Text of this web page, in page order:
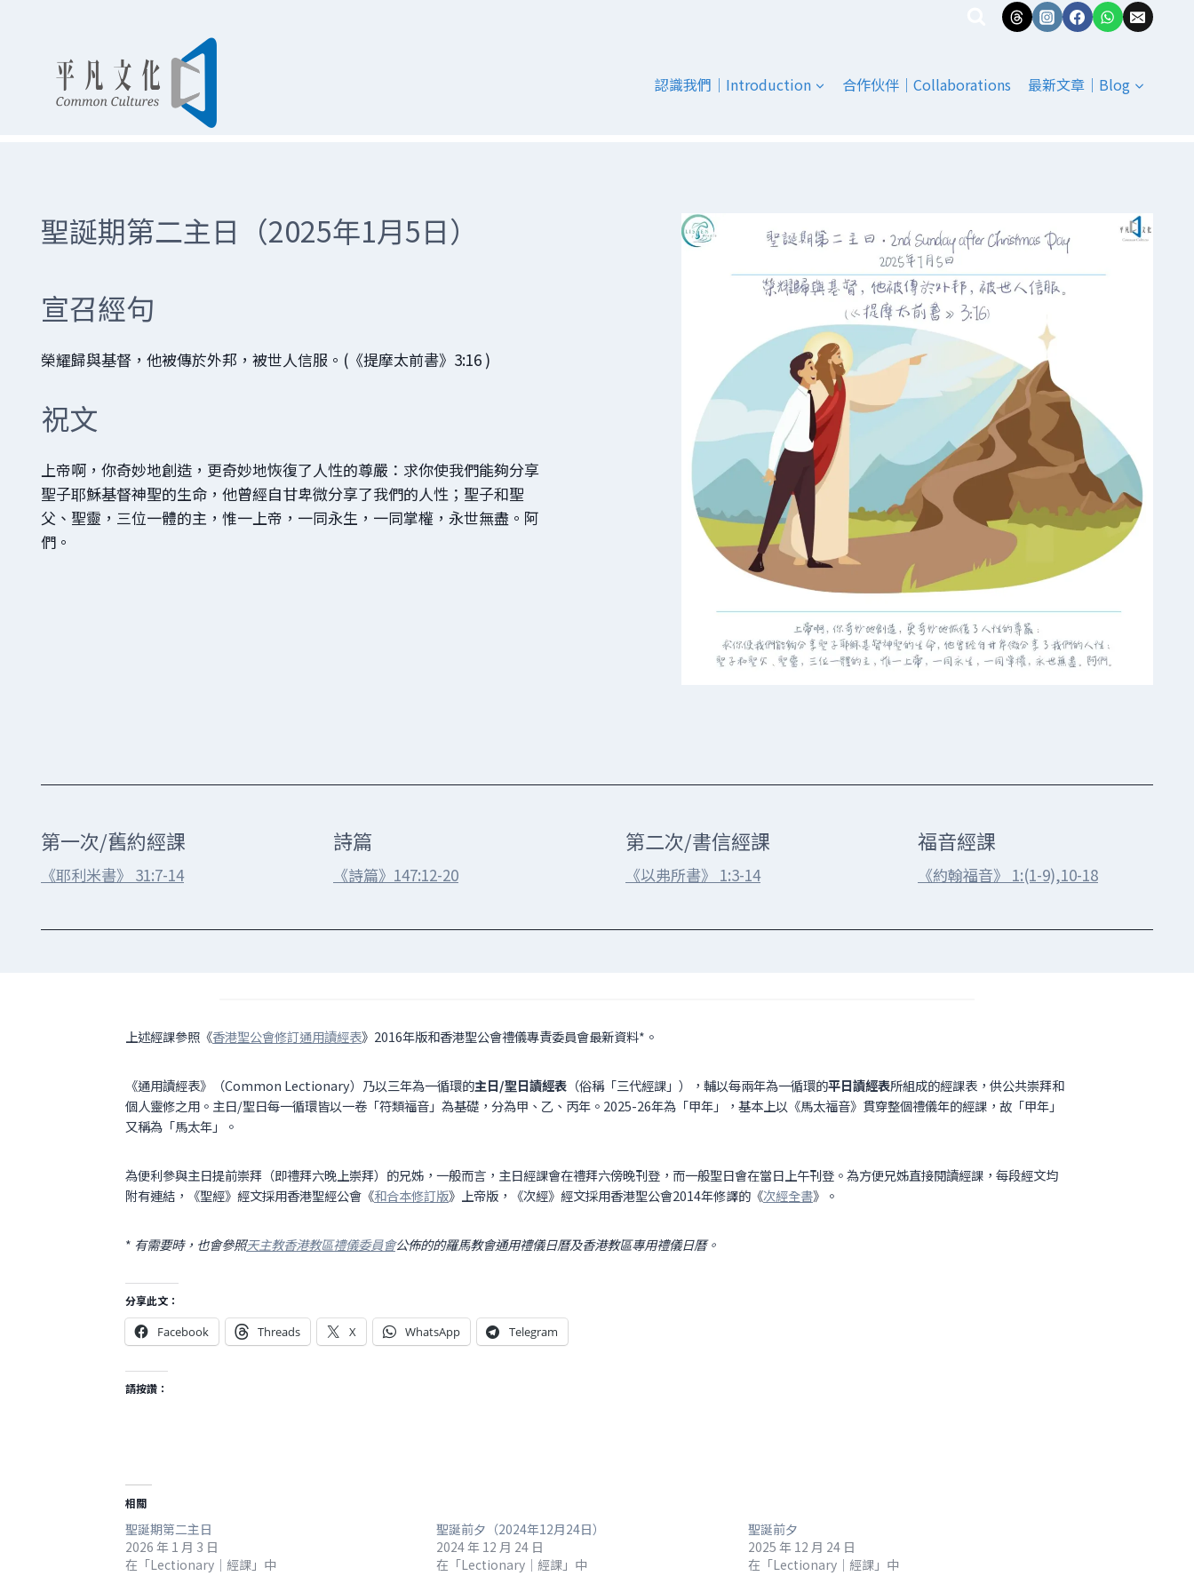
認識我們｜Introduction 合作伙伴｜Collaborations 最新文章｜Blog
聖誕期第二主日（2025年1月5日）
宣召經句
榮耀歸與基督，他被傳於外邦，被世人信服。(《提摩太前書》3:16 )
祝文
上帝啊，你奇妙地創造，更奇妙地恢復了人性的尊嚴：求你使我們能夠分享
聖子耶穌基督神聖的生命，他曾經自甘卑微分享了我們的人性；聖子和聖
父、聖靈，三位一體的主，惟一上帝，一同永生，一同掌權，永世無盡。阿
們。
第一次/舊約經課
《耶利米書》 31:7-14
詩篇
《詩篇》147:12-20
第二次/書信經課
《以弗所書》 1:3-14
福音經課
《約翰福音》 1:(1-9),10-18
上述經課參照《香港聖公會修訂通用讀經表》2016年版和香港聖公會禮儀專責委員會最新資料*。
《通用讀經表》（Common Lectionary）乃以三年為一循環的主日/聖日讀經表 （俗稱「三代經課」），輔以每兩年為一循環的平日讀經表所組成的經課表，供公共崇拜和
個人靈修之用。主日/聖日每一循環皆以一卷「符類福音」為基礎，分為甲、乙、丙年。2025-26年為「甲年」，基本上以《馬太福音》貫穿整個禮儀年的經課，故「甲年」
又稱為「馬太年」。
為便利參與主日提前崇拜（即禮拜六晚上崇拜）的兄姊，一般而言，主日經課會在禮拜六傍晚刊登，而一般聖日會在當日上午刊登。為方便兄姊直接閱讀經課，每段經文均
附有連結，《聖經》經文採用香港聖經公會《和合本修訂版》上帝版，《次經》經文採用香港聖公會2014年修譯的《次經全書》。
* 有需要時，也會參照天主教香港教區禮儀委員會公佈的的羅馬教會通用禮儀日曆及香港教區專用禮儀日曆。
分享此文：
Facebook Threads X WhatsApp Telegram
請按讚：
相關
聖誕期第二主日
2026 年 1 月 3 日
在「Lectionary｜經課」中
聖誕前夕（2024年12月24日）
2024 年 12 月 24 日
在「Lectionary｜經課」中
聖誕前夕
2025 年 12 月 24 日
在「Lectionary｜經課」中